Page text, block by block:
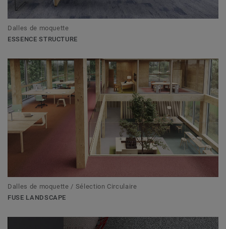
Dalles de moquette
ESSENCE STRUCTURE
Dalles de moquette / Sélection Circulaire
FUSE LANDSCAPE